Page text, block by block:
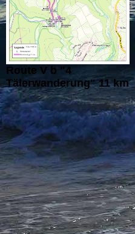
Route V b "4
Tälerwanderung" 11 km